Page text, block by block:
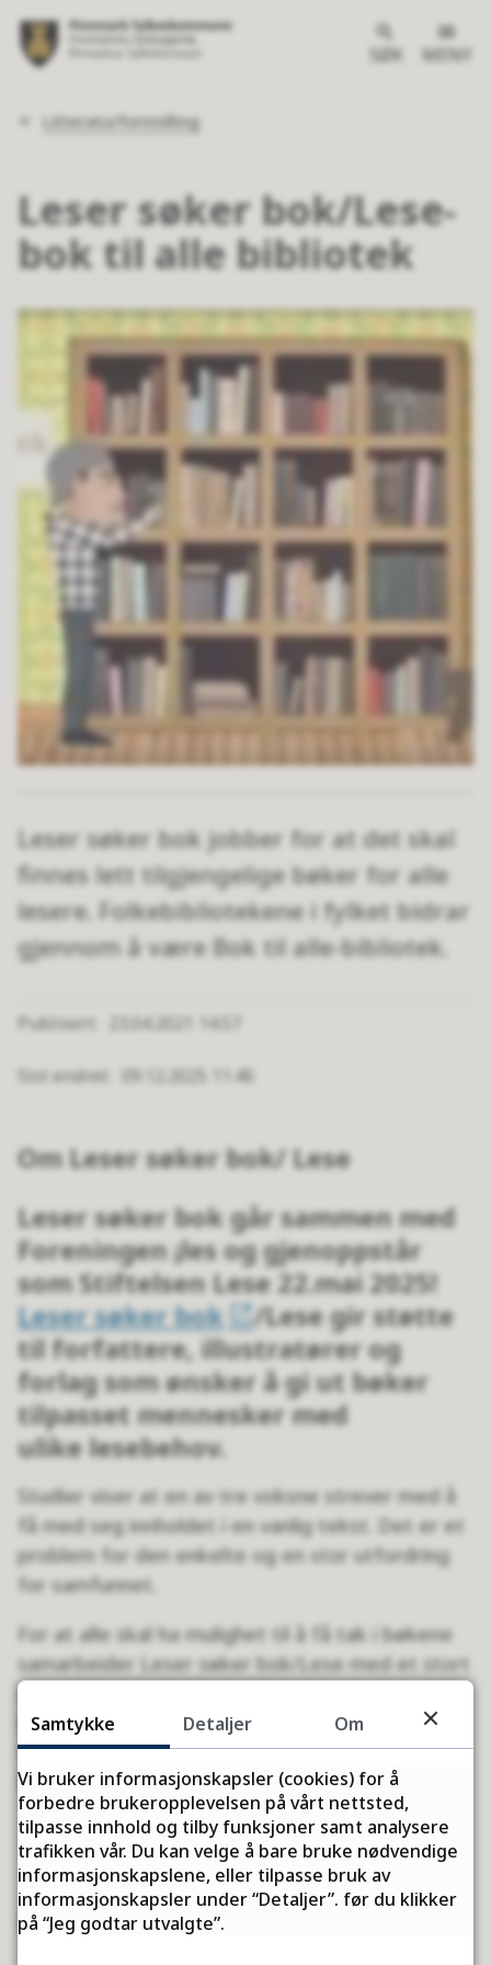
SØK MENY
Du
Litteraturformidling
Leser søker bok/Lese-
bok til alle bibliotek
Leser søker bok jobber for at det skal
finnes lett tilgjengelige bøker for alle
lesere. Folkebibliotekene i fylket bidrar
gjennom å være Bok til alle-bibliotek.
Publisert 23.04.2021 14.57
Sist endret 09.12.2025 11.46
Om Leser søker bok/ Lese
Leser søker bok går sammen med
Foreningen ¡les og gjenoppstår
som Stiftelsen Lese 22.mai 2025!
Leser søker bok
/Lese gir støtte
til forfattere, illustratører og
forlag som ønsker å gi ut bøker
tilpasset mennesker med
ulike lesebehov.
Studier viser at en av tre voksne strever med å
få med seg innholdet i en vanlig tekst. Det er et
problem for den enkelte og en stor utfordring
for samfunnet.
For at alle skal ha mulighet til å få tak i bøkene
samarbeider Leser søker bok/Lese med et stort
antall bibliotek i alle landets fylker. Disse
bibliotekene kallesBok til alle-bibliotek
.
Bibliotekene får tilsendt bokpakker og
informasjonsmateriell fra Leser søker bok/Lese.
Kontakt
Samtykke Detaljer Om
Vi bruker informasjonskapsler (cookies) for å
forbedre brukeropplevelsen på vårt nettsted,
tilpasse innhold og tilby funksjoner samt analysere
trafikken vår. Du kan velge å bare bruke nødvendige
informasjonskapslene, eller tilpasse bruk av
informasjonskapsler under “Detaljer”. før du klikker
på “Jeg godtar utvalgte”.